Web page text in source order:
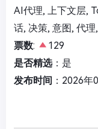
AI代理, 上下文层,
话, 决策, 意图, 代理
票数:
129
是否精选：是
发布时间 ：2026